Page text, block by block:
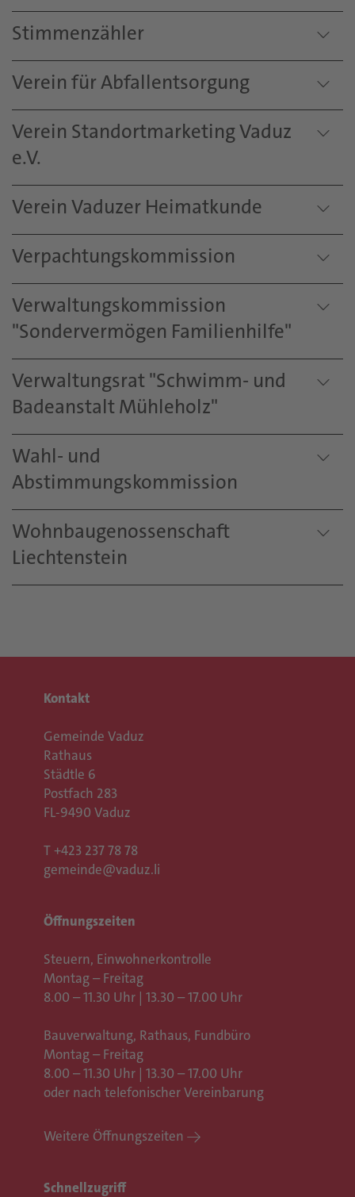
Stimmenzähler
Verein für Abfallentsorgung
Verein Standortmarketing Vaduz
e.V.
Verein Vaduzer Heimatkunde
Verpachtungskommission
Verwaltungskommission
"Sondervermögen Familienhilfe"
Verwaltungsrat "Schwimm- und
Badeanstalt Mühleholz"
Wahl- und
Abstimmungskommission
Wohnbaugenossenschaft
Liechtenstein
Kontakt
Gemeinde Vaduz
Rathaus
Städtle 6
Postfach 283
FL-9490 Vaduz
T +423 237 78 78
gemeinde@vaduz.li
Öffnungszeiten
Steuern, Einwohnerkontrolle
Montag – Freitag
8.00 – 11.30 Uhr | 13.30 – 17.00 Uhr
Bauverwaltung, Rathaus, Fundbüro
Montag – Freitag
8.00 – 11.30 Uhr | 13.30 – 17.00 Uhr
oder nach telefonischer Vereinbarung
Weitere Öffnungszeiten
Schnellzugriff